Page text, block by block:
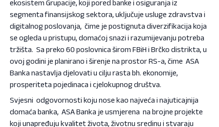
ekosistem Grupacije, koji pored banke i osiguranja iz
segmenta finansijskog sektora, uključuje usluge zdravstva i
digitalnog poslovanja, čime je postignuta diverzifikacija koja
se ogleda u pristupu, domaćoj snazi i razumijevanju potreba
tržišta. Sa preko 60 poslovnica širom FBiH i Brčko distrikta, u
ovoj godini je planirano i širenje na prostor RS-a, čime ASA
Banka nastavlja djelovati u cilju rasta bh. ekonomije,
prosperiteta pojedinaca i cjelokupnog društva.
Svjesni odgovornosti koju nose kao najveća i najuticajnija
domaća banka, ASA Banka je usmjerena na brojne projekte
koji unapređuju kvalitet života, životnu sredinu i stvaraju